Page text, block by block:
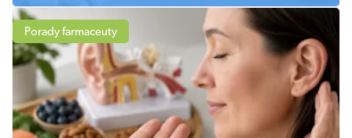
Porady farmaceuty